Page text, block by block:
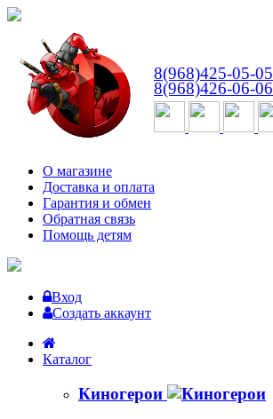
8(968)425-05-05
8(968)426-06-06
О магазине
Доставка и оплата
Гарантия и обмен
Обратная связь
Помощь детям
Вход
Создать аккаунт
Каталог
Киногерои